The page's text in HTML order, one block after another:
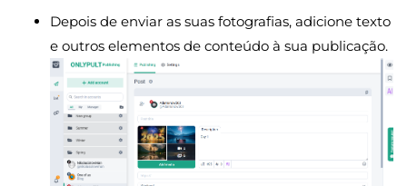
Depois de enviar as suas fotografias, adicione texto
e outros elementos de conteúdo à sua publicação.